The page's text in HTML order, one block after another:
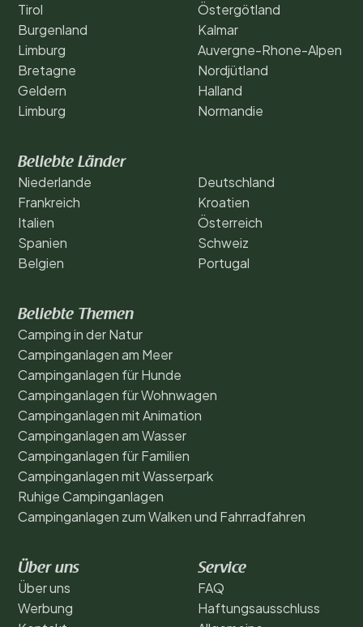
Tirol
Burgenland
Limburg
Bretagne
Geldern
Limburg
Östergötland
Kalmar
Auvergne-Rhone-Alpen
Nordjütland
Halland
Normandie
Beliebte Länder
Niederlande
Frankreich
Italien
Spanien
Belgien
Deutschland
Kroatien
Österreich
Schweiz
Portugal
Beliebte Themen
Camping in der Natur
Campinganlagen am Meer
Campinganlagen für Hunde
Campinganlagen für Wohnwagen
Campinganlagen mit Animation
Campinganlagen am Wasser
Campinganlagen für Familien
Campinganlagen mit Wasserpark
Ruhige Campinganlagen
Campinganlagen zum Walken und Fahrradfahren
Über uns
Über uns
Werbung
Service
FAQ
Haftungsausschluss